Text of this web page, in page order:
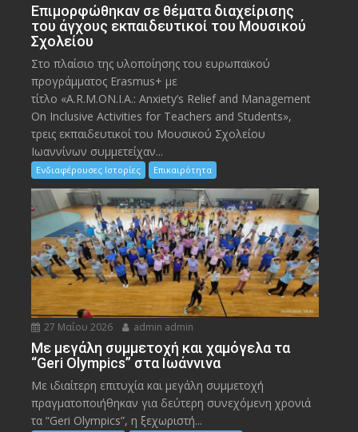
Eπιμορφώθηκαν σε θέματα διαχείρισης
του άγχους εκπαιδευτικοί του Μουσικού
Σχολείου
Στο πλαίσιο της υλοποίησης του ευρωπαϊκού
προγράμματος Erasmus+ με
τίτλο «A.R.M.ON.I.A.: Anxiety’s Relief and Management
On Inclusive Activities for Teachers and Students»,
τρεις εκπαιδευτικοί του Μουσικού Σχολείου
Ιωαννίνων συμμετείχαν...
Ενδιαφέρουσες Ιστορίες Επικαιρότητα
27 Μαΐου 2026 admin admin
Με μεγάλη συμμετοχή και χαμόγελα τα
“Geri Olympics” στα Ιωάννινα
Με ιδιαίτερη επιτυχία και μεγάλη συμμετοχή
πραγματοποιήθηκαν για δεύτερη συνεχόμενη χρονιά
τα “Geri Olympics”, η ξεχωριστή...